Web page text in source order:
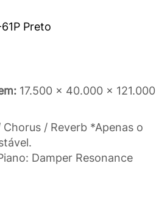
Preto
17.500 x 40.000 x 121.000
/ Reverb *Apenas o
Damper Resonance